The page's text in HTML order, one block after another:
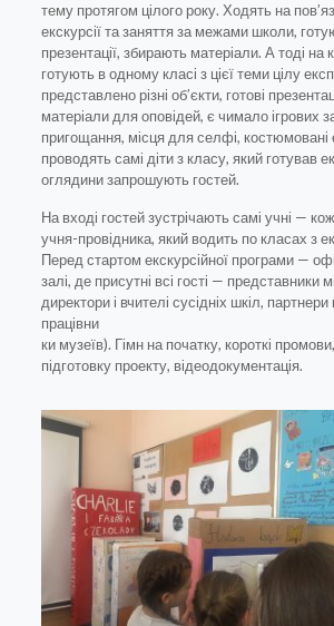
тему протягом цілого року. Ходять на
екскурсії та заняття за межами школи,
презентації, збирають матеріали. А тоді на
готують в одному класі з цієї теми цілу
представлено різні об’єкти, готові
матеріали для оповідей, є чимало ігрових
пригощання, місця для селфі, костюмовані
проводять самі діти з класу, який готував
оглядини запрошують гостей.
На вході гостей зустрічають самі учні —
учня-провідника, який водить по класах з
Перед стартом екскурсійної програми —
залі, де присутні всі гості — представники
директори і вчителі сусідніх шкіл,
працівни
ки музеїв). Гімн на початку, короткі
підготовку проекту, відеодокументація.